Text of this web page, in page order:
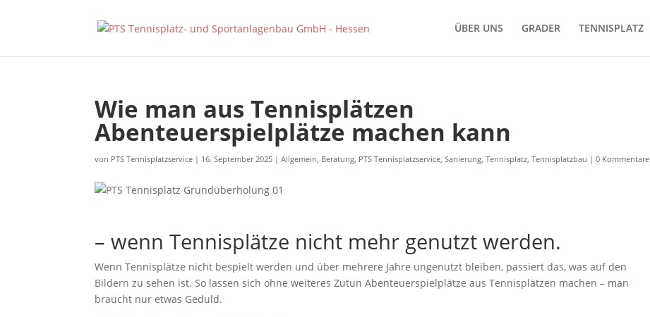
ÜBER UNS GRADER TENNISPLATZ
Wie man aus Tennisplätzen
Abenteuerspielplätze machen kann
von PTS Tennisplatzservice | 16. September 2025 |Allgemein, Beratung, PTS Tennisplatzservice,Sanierung,Tennisplatz,Tennisplatzbau |0 Kommentare
– wenn Tennisplätze nicht mehr genutzt werden.
Wenn Tennisplätze nicht bespielt werden und über mehrere Jahre ungenutzt bleiben, passiert das, was auf den
Bildern zu sehen ist. So lassen sich ohne weiteres Zutun Abenteuerspielplätze aus Tennisplätzen machen – man
braucht nur etwas Geduld.